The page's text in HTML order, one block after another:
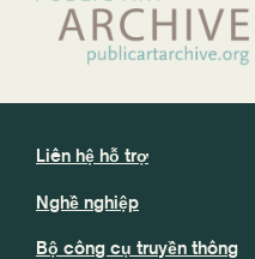
Liên hệ hỗ trợ
Nghề nghiệp
Bộ công cụ truyền thông